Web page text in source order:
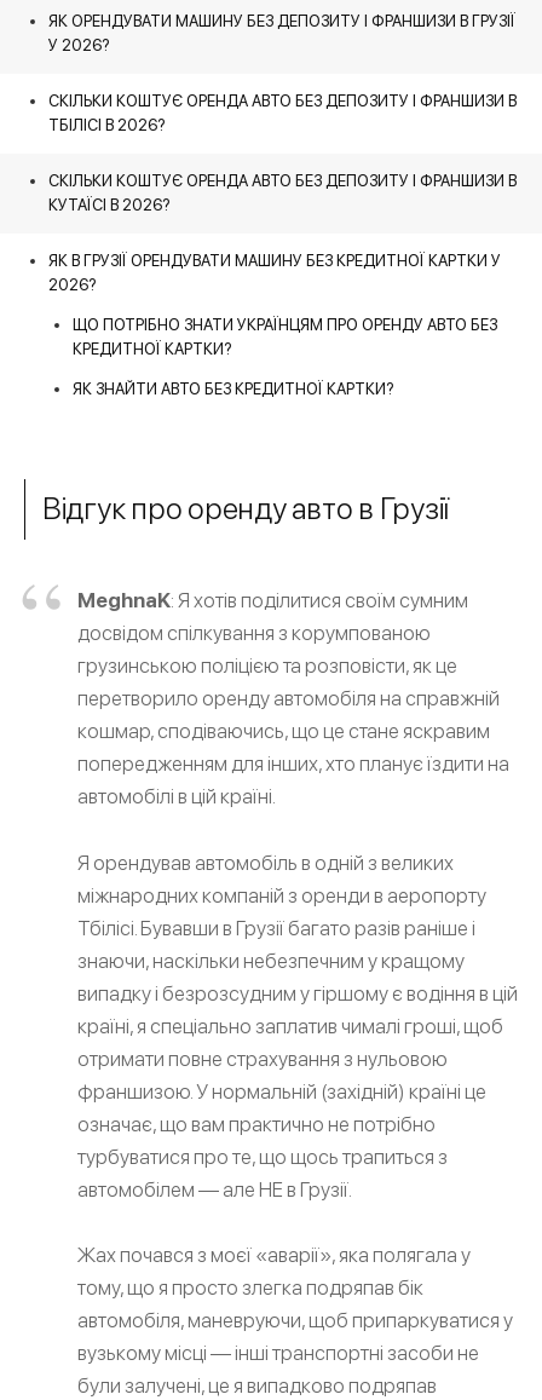
ЯК ОРЕНДУВАТИ МАШИНУ БЕЗ ДЕПОЗИТУ І ФРАНШИЗИ В ГРУЗІЇ
У 2026?
СКІЛЬКИ КОШТУЄ ОРЕНДА АВТО БЕЗ ДЕПОЗИТУ І ФРАНШИЗИ В
ТБІЛІСІ В 2026?
СКІЛЬКИ КОШТУЄ ОРЕНДА АВТО БЕЗ ДЕПОЗИТУ І ФРАНШИЗИ В
КУТАЇСІ В 2026?
ЯК В ГРУЗІЇ ОРЕНДУВАТИ МАШИНУ БЕЗ КРЕДИТНОЇ КАРТКИ У
2026?
ЩО ПОТРІБНО ЗНАТИ УКРАЇНЦЯМ ПРО ОРЕНДУ АВТО БЕЗ
КРЕДИТНОЇ КАРТКИ?
ЯК ЗНАЙТИ АВТО БЕЗ КРЕДИТНОЇ КАРТКИ?
Відгук про оренду авто в Грузії
MeghnaK: Я хотів поділитися своїм сумним
досвідом спілкування з корумпованою
грузинською поліцією та розповісти, як це
перетворило оренду автомобіля на справжній
кошмар, сподіваючись, що це стане яскравим
попередженням для інших, хто планує їздити на
автомобілі в цій країні.
Я орендував автомобіль в одній з великих
міжнародних компаній з оренди в аеропорту
Тбілісі. Бувавши в Грузії багато разів раніше і
знаючи, наскільки небезпечним у кращому
випадку і безрозсудним у гіршому є водіння в цій
країні, я спеціально заплатив чималі гроші, щоб
отримати повне страхування з нульовою
франшизою. У нормальній (західній) країні це
означає, що вам практично не потрібно
турбуватися про те, що щось трапиться з
автомобілем — але НЕ в Грузії.
Жах почався з моєї «аварії», яка полягала у
тому, що я просто злегка подряпав бік
автомобіля, маневруючи, щоб припаркуватися у
вузькому місці — інші транспортні засоби не
були залучені, це я випадково подряпав